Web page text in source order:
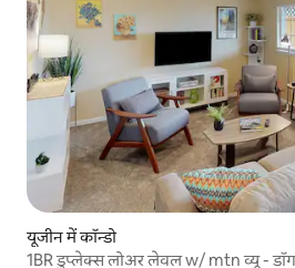
यूजीन में कॉन्डो
1BR डुप्लेक्स लोअर लेवल w/ mtn व्यू -